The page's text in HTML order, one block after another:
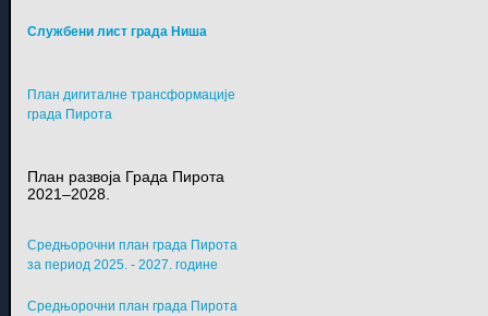
Службени лист града Ниша
План дигиталне трансформације
града Пирота
План развоја Града Пирота
2021–2028.
Средњорочни план града Пирота
за период 2025. - 2027. године
Средњорочни план града Пирота